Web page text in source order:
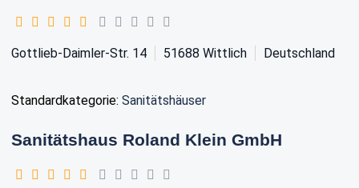
Gottlieb-Daimler-Str. 14 51688 Wittlich Deutschland
Standardkategorie: Sanitätshäuser
Sanitätshaus Roland Klein GmbH